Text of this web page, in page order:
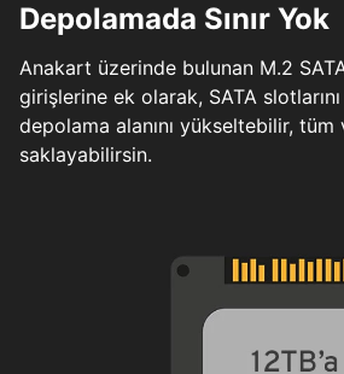
Depolamada Sınır Yok
Anakart üzerinde bulunan M.2
girişlerine ek olarak, SATA
depolama alanını yükseltebilir,
saklayabilirsin.